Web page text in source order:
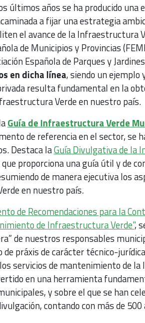
últimos años se ha producido una
a fijar una estrategia
el avance de la Infraestructura
de Municipios y Provincias
Española de Parques y
en dicha línea, siendo un ejemplo
resulta fundamental en la
Verde en nuestro país.
Guía de Infraestructura Verde
de referencia en el sector, se
Destaca laGuía Divulgativa de la
proporciona una guía útil y de
de manera ejecutiva los
en nuestro país.
de Recomendaciones para la
de Infraestructura Verde",
de nuestros responsables
práxis de carácter técnico-
servicios de mantenimiento de
en una herramienta
y sobre el que se han
contando con más de